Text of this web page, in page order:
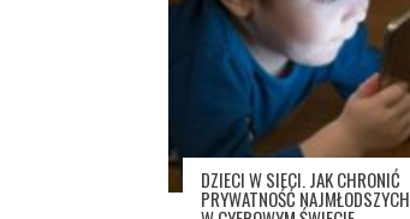
DZIECI W SIECI. JAK CHRONIĆ
PRYWATNOŚĆ NAJMŁODSZYCH